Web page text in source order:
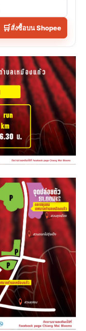
🛒สั่งซื้อบน Shopee